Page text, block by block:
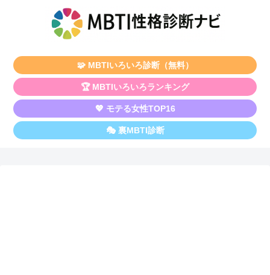
🧩 MBTIいろいろ診断（無料）
🏆 MBTIいろいろランキング
💖 モテる女性TOP16
🎭 裏MBTI診断